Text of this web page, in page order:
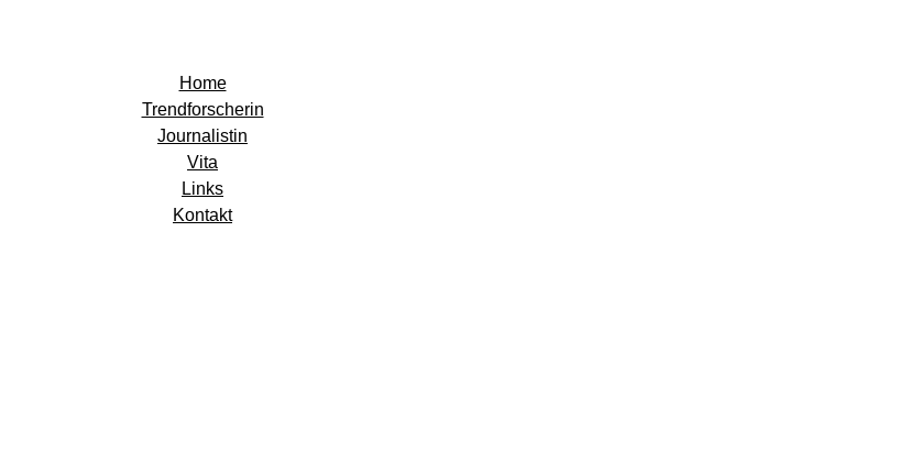
Home
Trendforscherin
Journalistin
Vita
Links
Kontakt